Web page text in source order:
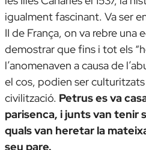
igualment fascinant. Va ser
II de França, on va rebre una
demostrar que fins i tot els
l’anomenaven a causa de
el cos, podien ser
civilització. Petrus es va
parisenca, i junts van tenir
quals van heretar la
seu pare.